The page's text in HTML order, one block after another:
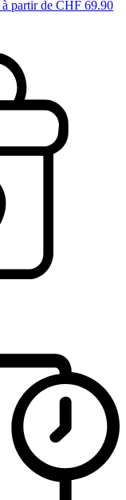
à partir de CHF 69.90